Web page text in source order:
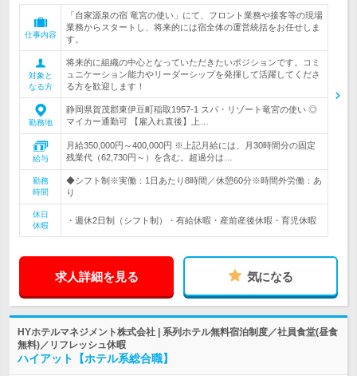
仕事内容
「自家源泉の宿 竜宮の使い」にて、フロント業務や接客等の現場
業務からスタートし、将来的には宿全体の運営統括をお任せしま
す。
対象と
なる方
将来的に組織の中心となっていただきたいポジションです。コミ
ュニケーション能力やリーダーシップを発揮して活躍してくださ
る方を歓迎します！
勤務地
静岡県賀茂郡東伊豆町稲取1957-1 スパ・リゾート竜宮の使い ◎
マイカー通勤可 【雇入れ直後】上…
給与
月給350,000円～400,000円 ※上記月給には、月30時間分の固定
残業代（62,730円～）を含む。超過分は…
勤務
時間
◆シフト制※実働：1日あたり8時間／休憩60分※時間外労働：あ
り
休日
休暇
・週休2日制（シフト制）・有給休暇・産前産後休暇・育児休暇
求人詳細を見る 気になる
HYホテルマネジメント株式会社 | 系列ホテル無料宿泊制度／社員食堂(昼食
無料)／リフレッシュ休暇
ハイアット【ホテル系総合職】